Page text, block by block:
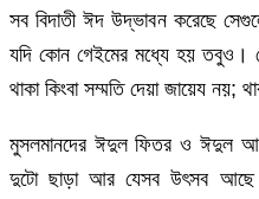
সব বিদাতী ঈদ উদ্ভাবন করেছে
যদি কোন গেইমের মধ্যে হয় তবুও।
থাকা কিংবা সম্মতি দেয়া জায়েয
মুসলমানদের ঈদুল ফিতর ও ঈদুল
দুটো ছাড়া আর যেসব উৎসব আছে